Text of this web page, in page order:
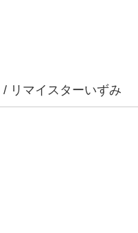
リマイスターいずみ